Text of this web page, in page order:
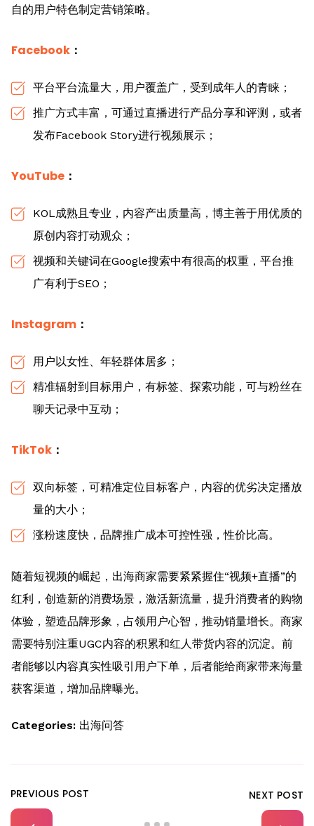
自的用户特色制定营销策略。
Facebook ：
平台平台流量大，用户覆盖广，受到成年人的青睐；
推广方式丰富，可通过直播进行产品分享和评测，或者
发布Facebook Story进行视频展示；
YouTube ：
KOL成熟且专业，内容产出质量高，博主善于用优质的
原创内容打动观众；
视频和关键词在Google搜索中有很高的权重，平台推
广有利于SEO；
Instagram ：
用户以女性、年轻群体居多；
精准辐射到目标用户，有标签、探索功能，可与粉丝在
聊天记录中互动；
TikTok ：
双向标签，可精准定位目标客户，内容的优劣决定播放
量的大小；
涨粉速度快，品牌推广成本可控性强，性价比高。
随着短视频的崛起，出海商家需要紧紧握住“视频+直播”的
红利，创造新的消费场景，激活新流量，提升消费者的购物
体验，塑造品牌形象，占领用户心智，推动销量增长。商家
需要特别注重UGC内容的积累和红人带货内容的沉淀。前
者能够以内容真实性吸引用户下单，后者能给商家带来海量
获客渠道，增加品牌曝光。
Categories: 出海问答
PREVIOUS POST NEXT POST